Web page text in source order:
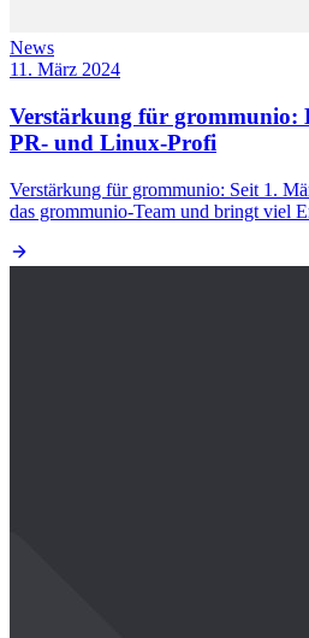
News
11. März 2024
Verstärkung für grommunio:
PR- und Linux-Profi
Verstärkung für grommunio: Seit 1.
das grommunio-Team und bringt viel